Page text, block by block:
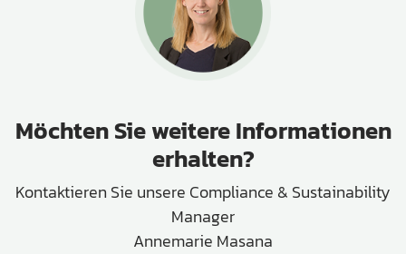
Möchten Sie weitere Informationen
erhalten?
Kontaktieren Sie unsere Compliance & Sustainability
Manager
Annemarie Masana